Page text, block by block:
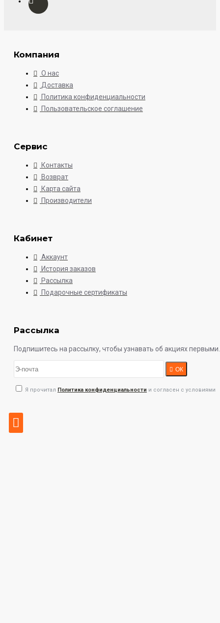
Компания
О нас
Доставка
Политика конфиденциальности
Пользовательское соглашение
Сервис
Контакты
Возврат
Карта сайта
Производители
Кабинет
Аккаунт
История заказов
Рассылка
Подарочные сертификаты
Рассылка
Подпишитесь на рассылку, чтобы узнавать об акциях первыми.
ОК
Я прочитал Политика конфиденциальности и согласен с условиями